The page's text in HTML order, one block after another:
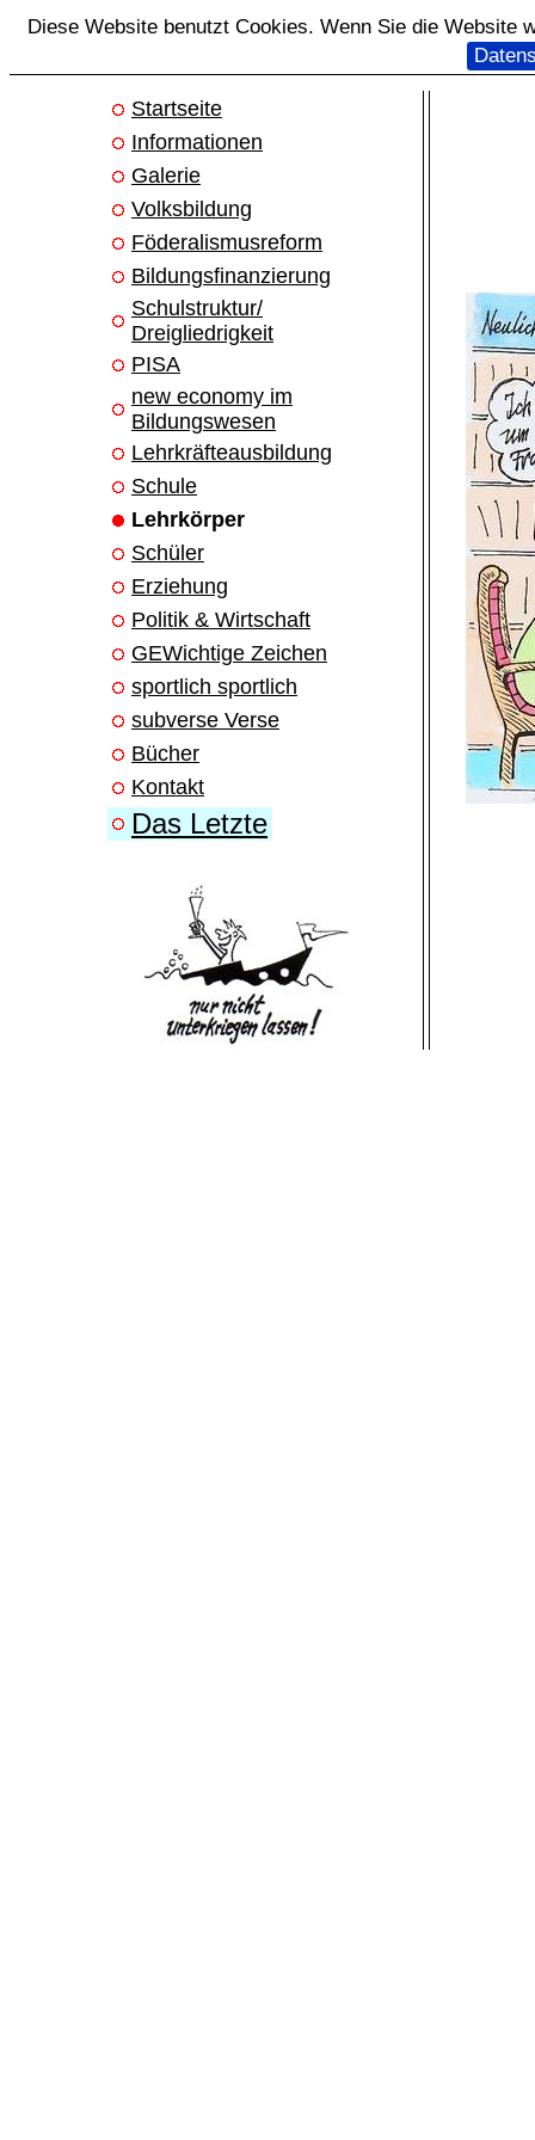
Diese Website benutzt Cookies. Wenn Sie die Website
Startseite
Informationen
Galerie
Volksbildung
Föderalismusreform
Bildungsfinanzierung
Schulstruktur/
Dreigliedrigkeit
PISA
new economy im
Bildungswesen
Lehrkräfteausbildung
Schule
Lehrkörper
Schüler
Erziehung
Politik & Wirtschaft
GEWichtige Zeichen
sportlich sportlich
subverse Verse
Bücher
Kontakt
Das Letzte